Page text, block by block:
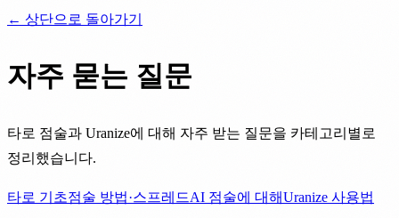
← 상단으로 돌아가기
자주 묻는 질문
타로 점술과 Uranize에 대해 자주 받는 질문을 카테고리별로
정리했습니다.
타로 기초점술 방법·스프레드AI 점술에 대해Uranize 사용법